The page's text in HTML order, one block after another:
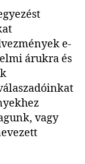
e-
árukra és
vagy